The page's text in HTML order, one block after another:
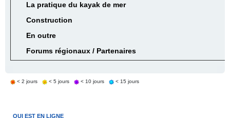
La pratique du kayak de mer
Construction
En outre
Forums régionaux / Partenaires
< 2 jours < 5 jours < 10 jours < 15 jours
QUI EST EN LIGNE